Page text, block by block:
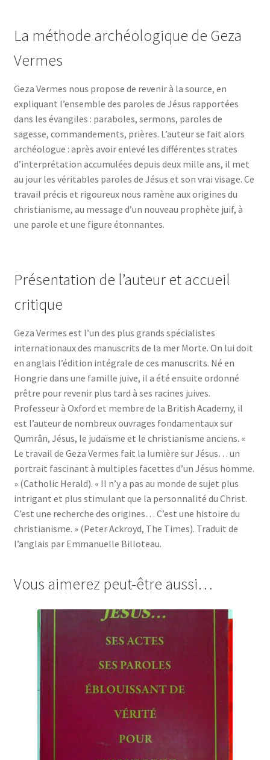
La méthode archéologique de Geza
Vermes
Geza Vermes nous propose de revenir à la source, en
expliquant l’ensemble des paroles de Jésus rapportées
dans les évangiles : paraboles, sermons, paroles de
sagesse, commandements, prières. L’auteur se fait alors
archéologue : après avoir enlevé les différentes strates
d’interprétation accumulées depuis deux mille ans, il met
au jour les véritables paroles de Jésus et son vrai visage. Ce
travail précis et rigoureux nous ramène aux origines du
christianisme, au message d’un nouveau prophète juif, à
une parole et une figure étonnantes.
Présentation de l’auteur et accueil
critique
Geza Vermes est l’un des plus grands spécialistes
internationaux des manuscrits de la mer Morte. On lui doit
en anglais l’édition intégrale de ces manuscrits. Né en
Hongrie dans une famille juive, il a été ensuite ordonné
prêtre pour revenir plus tard à ses racines juives.
Professeur à Oxford et membre de la British Academy, il
est l’auteur de nombreux ouvrages fondamentaux sur
Qumrân, Jésus, le judaïsme et le christianisme anciens. «
Le travail de Geza Vermes fait la lumière sur Jésus… un
portrait fascinant à multiples facettes d’un Jésus homme.
» (Catholic Herald). « Il n’y a pas au monde de sujet plus
intrigant et plus stimulant que la personnalité du Christ.
C’est une recherche des origines… C’est une histoire du
christianisme. » (Peter Ackroyd, The Times). Traduit de
l’anglais par Emmanuelle Billoteau.
Vous aimerez peut-être aussi…